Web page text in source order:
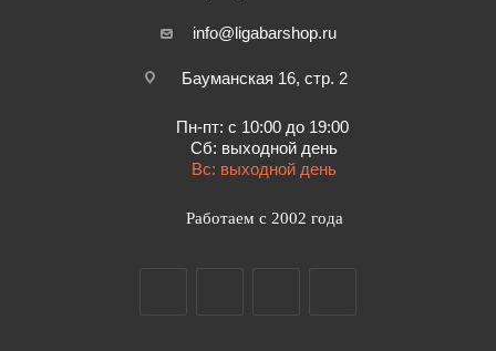
info@ligabarshop.ru
Бауманская 16, стр. 2
Пн-пт: с 10:00 до 19:00
Сб: выходной день
Вс: выходной день
Работаем с 2002 года